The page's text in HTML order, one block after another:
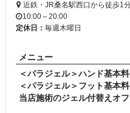
近鉄・JR桑名駅西口から徒歩1
10:00～20:00
定休日： 毎週木曜日
メニュー
当店施術のジェル付替えオフ